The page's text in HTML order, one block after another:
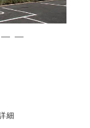
細